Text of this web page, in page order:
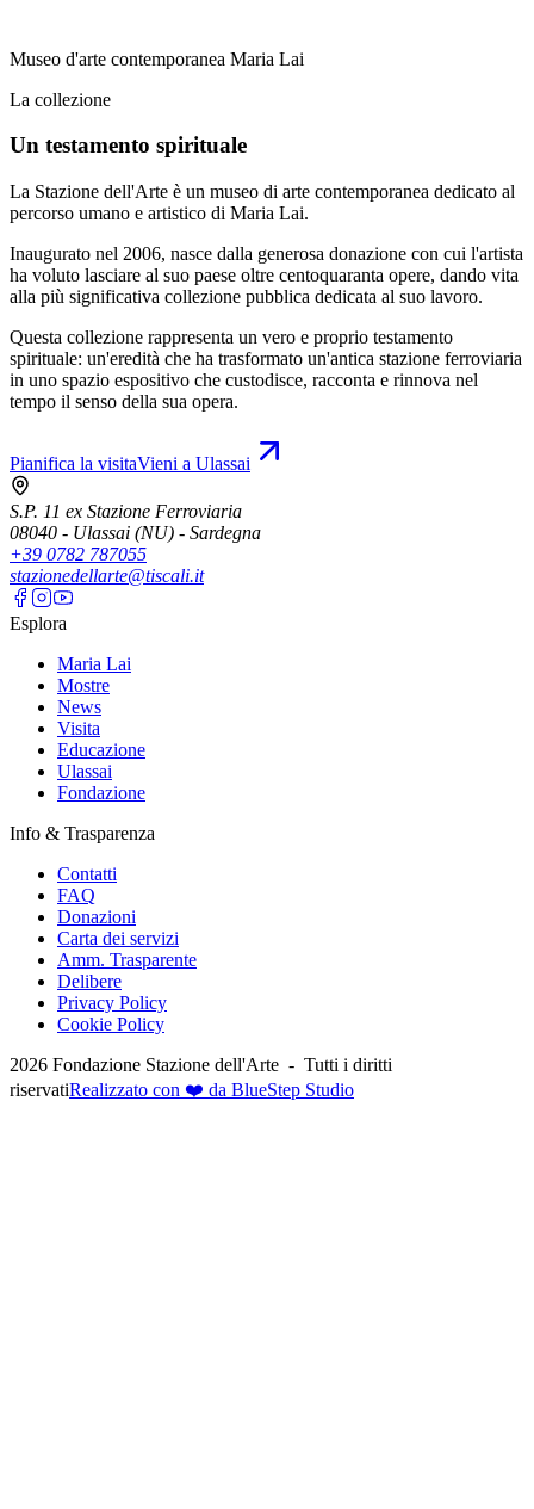
Museo d'arte contemporanea Maria Lai
La collezione
Un testamento spirituale
La Stazione dell'Arte è un museo di arte contemporanea dedicato al
percorso umano e artistico di Maria Lai.
Inaugurato nel 2006, nasce dalla generosa donazione con cui l'artista
ha voluto lasciare al suo paese oltre centoquaranta opere, dando vita
alla più significativa collezione pubblica dedicata al suo lavoro.
Questa collezione rappresenta un vero e proprio testamento
spirituale: un'eredità che ha trasformato un'antica stazione ferroviaria
in uno spazio espositivo che custodisce, racconta e rinnova nel
tempo il senso della sua opera.
Pianifica la visitaVieni a Ulassai
S.P. 11 ex Stazione Ferroviaria
08040 - Ulassai (NU) - Sardegna
+39 0782 787055
stazionedellarte@tiscali.it
Esplora
Maria Lai
Mostre
News
Visita
Educazione
Ulassai
Fondazione
Info & Trasparenza
Contatti
FAQ
Donazioni
Carta dei servizi
Amm. Trasparente
Delibere
Privacy Policy
Cookie Policy
2026 Fondazione Stazione dell'Arte - Tutti i diritti
riservatiRealizzato con ❤️ da BlueStep Studio